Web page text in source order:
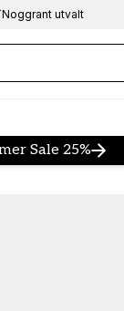
Noggrant utvalt
Sale 25%